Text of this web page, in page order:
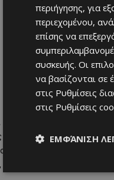
δωρεάν
που είναι
φαγητό, είτε κάνεις
χρήματα
περιήγησης, για
περιεχομένου,
επίσης να
συσκευής. Οι
να βασίζονται σε
στις Ρυθμίσεις
στις Ρυθμίσεις
ΕΜΦΆΝΙΣΗ